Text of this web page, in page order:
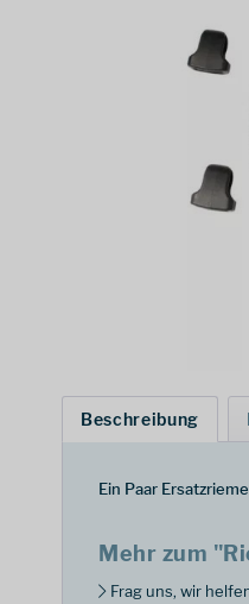
Beschreibung
Ein Paar
Mehr zum
Frag uns, wir